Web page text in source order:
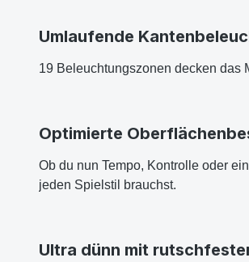
Umlaufende
19 Beleuchtungszonen decken das
Optimierte
Ob du nun Tempo, Kontrolle oder
jeden Spielstil brauchst.
Ultra dünn mit